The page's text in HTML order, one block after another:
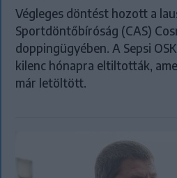
Végleges döntést hozott a
Sportdöntőbíróság (CAS)
doppingügyében. A Sepsi
kilenc hónapra eltiltották,
már letöltött.